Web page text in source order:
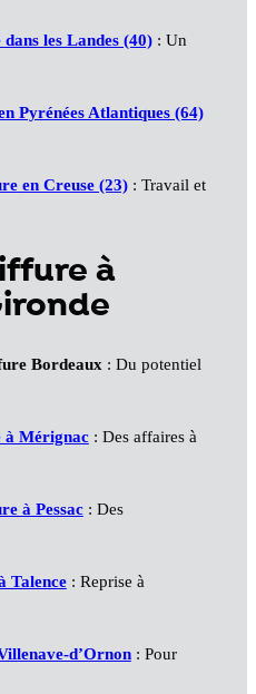
les Landes (40): Un
Pyrénées Atlantiques (64)
en Creuse (23): Travail et
à
Bordeaux : Du potentiel
à Mérignac: Des affaires à
à Pessac: Des
Talence: Reprise à
d’Ornon: Pour